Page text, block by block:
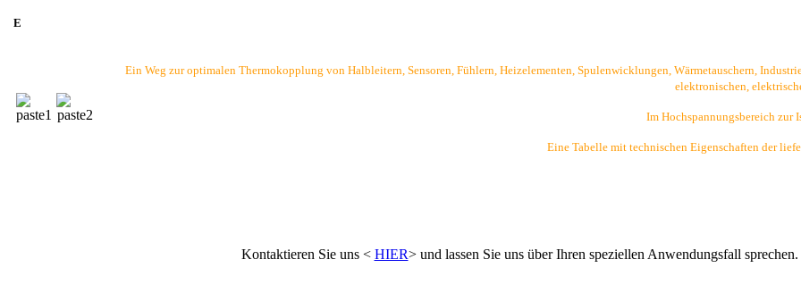
E
Ein Weg zur optimalen Thermokopplung von Halbleitern, Sensoren, Fühlern, Heizelementen, Spulenwicklungen, Wärmetauschern,
elektronischen,
Im Hochspannungsbereich
Eine Tabelle mit technischen Eigenschaften der
Kontaktieren Sie uns < HIER> und lassen Sie uns über Ihren speziellen Anwendungsfall sprechen.